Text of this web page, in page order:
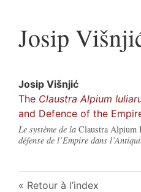
Josip
Josip Višnjić
The Claustra Alpium
and Defence of the
Le système de la Claustra Alpium
défense de l’Empire dans
Retour à l’index